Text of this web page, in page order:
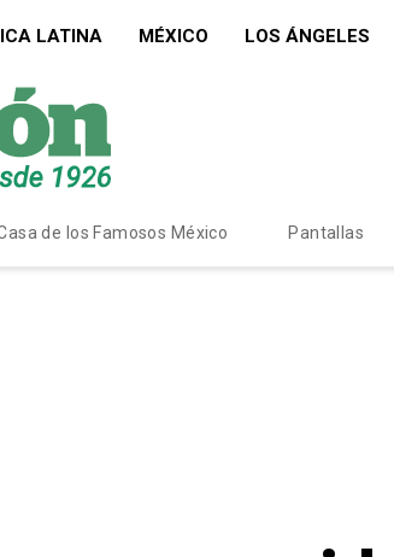
LATINA MÉXICO LOS ÁNGELES
Casa de los Famosos México Pantallas